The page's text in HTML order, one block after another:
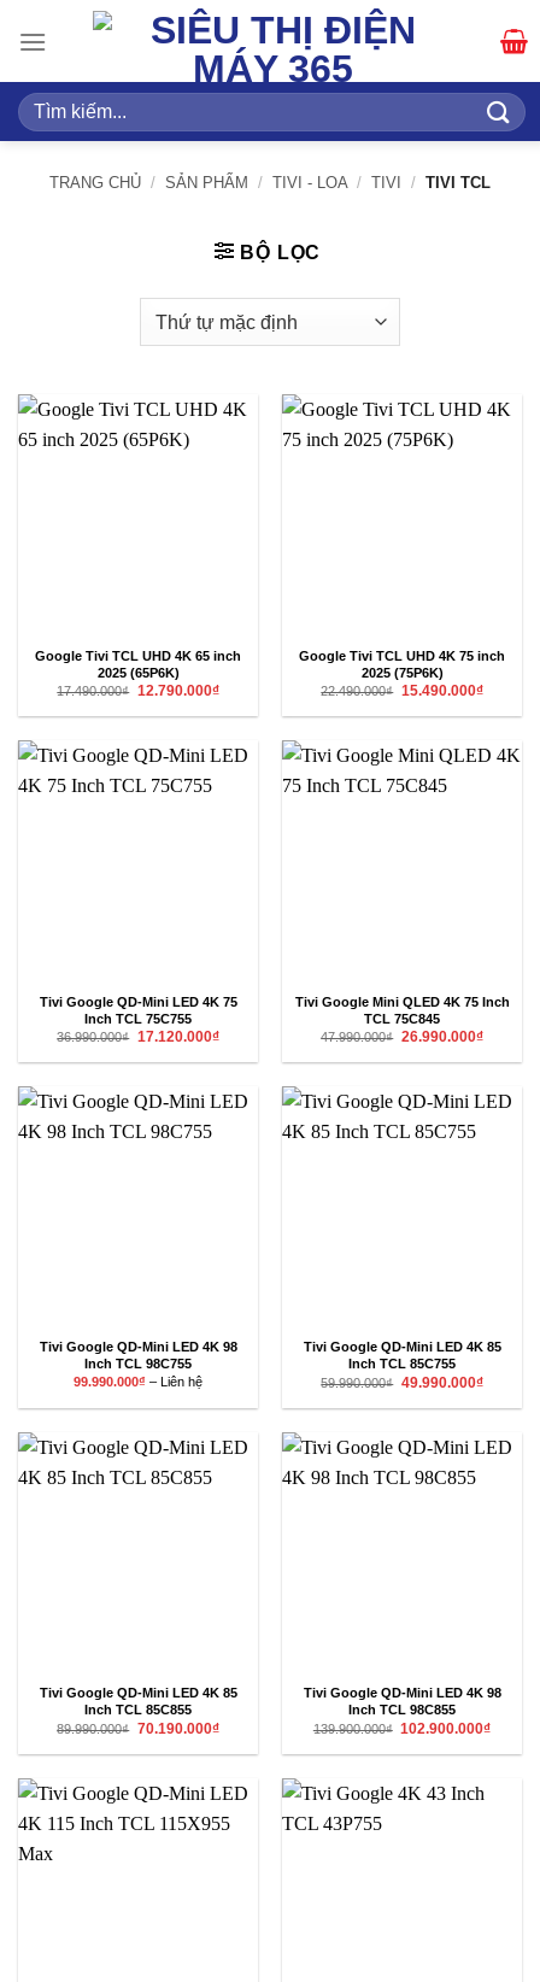
qua
dung
Tìm
kiếm:
TRANG CHỦ / SẢN PHẨM / TIVI - LOA / TIVI / TIVI TCL
BỘ LỌC
Google Tivi TCL UHD 4K 65 inch
2025 (65P6K)
17.490.000₫ Giá
là:
12.790.000₫Giá
tại
12.790.000₫.
Google Tivi TCL UHD 4K 75 inch
2025 (75P6K)
22.490.000₫ Giá
là:
15.490.000₫Giá
tại
Tivi Google QD-Mini LED 4K 75
Inch TCL 75C755
36.990.000₫ Giá
là:
17.120.000₫Giá
tại
17.120.000₫.
Tivi Google Mini QLED 4K 75 Inch
TCL 75C845
47.990.000₫ Giá
là:
26.990.000₫Giá
tại
Tivi Google QD-Mini LED 4K 98
Inch TCL 98C755
99.990.000₫ – Liên hệKhoảng
từ
Liên
Tivi Google QD-Mini LED 4K 85
Inch TCL 85C755
59.990.000₫ Giá
là:
49.990.000₫Giá
tại
Tivi Google QD-Mini LED 4K 85
Inch TCL 85C855
89.990.000₫ Giá
là:
70.190.000₫Giá
tại
70.190.000₫.
Tivi Google QD-Mini LED 4K 98
Inch TCL 98C855
139.900.000₫ Giá
là:
102.900.000₫Giá
tại